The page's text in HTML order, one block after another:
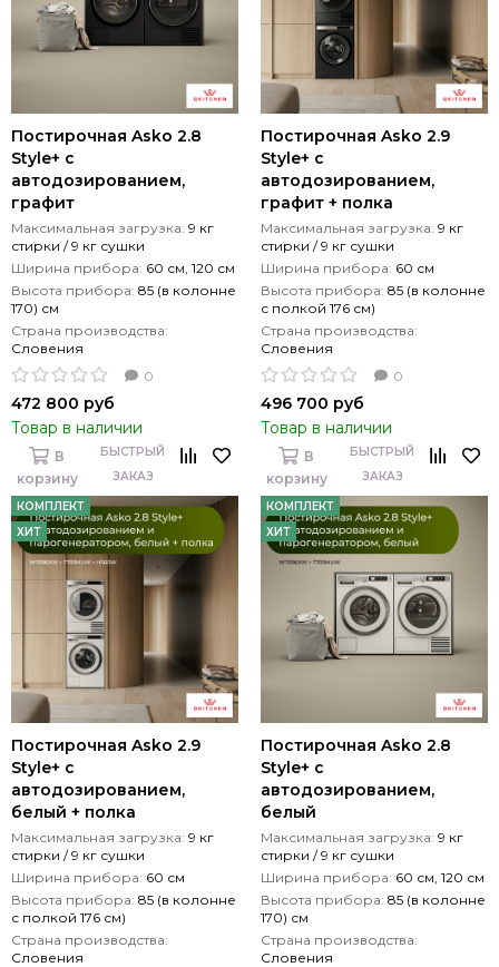
Постирочная Asko 2.8
Style+ с
автодозированием,
графит
Максимальная загрузка: 9 кг
стирки / 9 кг сушки
Ширина прибора: 60 см, 120 см
Высота прибора: 85 (в колонне
170) см
Страна производства:
Словения
0
472 800 руб
Товар в наличии
В
корзину
БЫСТРЫЙ
ЗАКАЗ
Постирочная Asko 2.9
Style+ с
автодозированием,
графит + полка
Максимальная загрузка: 9 кг
стирки / 9 кг сушки
Ширина прибора: 60 см
Высота прибора: 85 (в колонне
с полкой 176 см)
Страна производства:
Словения
0
496 700 руб
Товар в наличии
В
корзину
БЫСТРЫЙ
ЗАКАЗ
КОМПЛЕКТ
ХИТ
Постирочная Asko 2.9
Style+ с
автодозированием,
белый + полка
Максимальная загрузка: 9 кг
стирки / 9 кг сушки
Ширина прибора: 60 см
Высота прибора: 85 (в колонне
с полкой 176 см)
Страна производства:
Словения
КОМПЛЕКТ
ХИТ
Постирочная Asko 2.8
Style+ с
автодозированием,
белый
Максимальная загрузка: 9 кг
стирки / 9 кг сушки
Ширина прибора: 60 см, 120 см
Высота прибора: 85 (в колонне
170) см
Страна производства:
Словения